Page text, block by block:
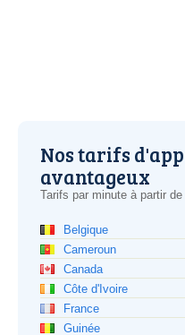
Nos tarifs
avantageux
Tarifs par minute à partir de
Belgique
Cameroun
Canada
Côte d'Ivoire
France
Guinée